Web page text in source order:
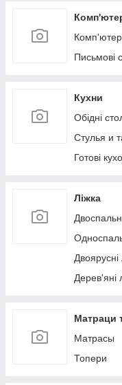
Письмові
Кухни
Обідні
Стулья и
Готові
Ліжка
Двоярусні
Дерев'яні
Матраци
Матрасы
Топери